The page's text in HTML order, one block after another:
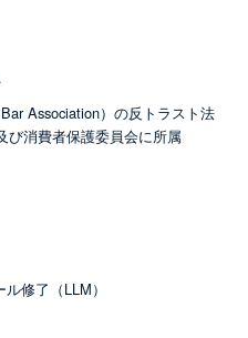
Association）の反トラスト法
び消費者保護委員会に所属
修了（LLM）